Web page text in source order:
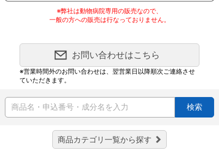
※弊社は動物病院専用の販売なので、
一般の方への販売は行なっておりません。
お問い合わせはこちら
※営業時間外のお問い合わせは、翌営業日以降順次ご連絡させ
ていただきます。
検索
商品カテゴリ一覧から探す